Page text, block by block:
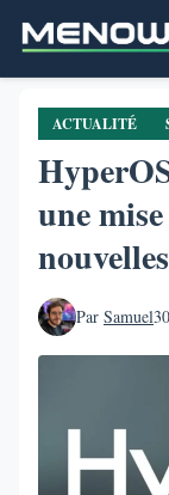
contenu
principal
ACTUALITÉ
une
Par Samuel